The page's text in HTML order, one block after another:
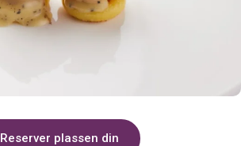
Reserver plassen din